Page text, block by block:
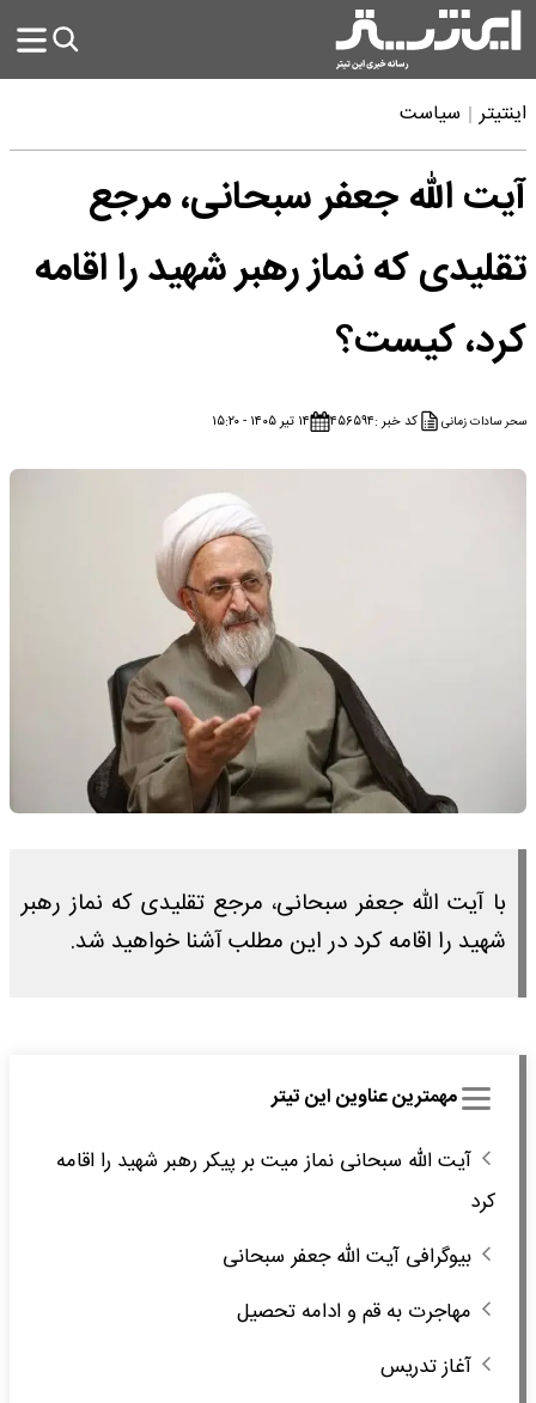
اینتیتر سیاست
آیت الله جعفر سبحانی، مرجع
تقلیدی که نماز رهبر شهید را اقامه
کرد، کیست؟
سحر سادات زمانی کد خبر :۴۵۶۵۹۴ ۱۴ تیر ۱۴۰۵ - ۱۵:۲۰
با آیت الله جعفر سبحانی، مرجع تقلیدی که نماز رهبر
شهید را اقامه کرد در این مطلب آشنا خواهید شد.
مهمترین عناوین این تیتر
آیت الله سبحانی نماز میت بر پیکر رهبر شهید را اقامه
کرد
بیوگرافی آیت الله جعفر سبحانی
مهاجرت به قم و ادامه تحصیل
آغاز تدریس